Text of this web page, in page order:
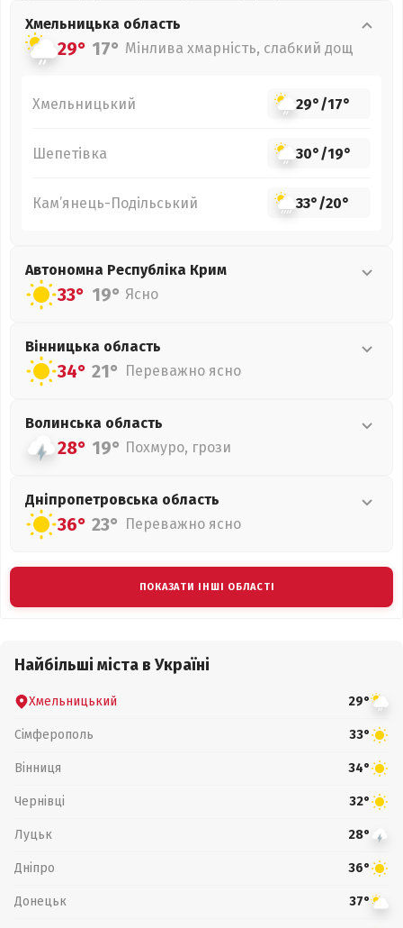
Хмельницька область
29° 17° Мінлива хмарність, слабкий дощ
Хмельницький 29°/17°
Шепетівка 30°/19°
Кам’янець-Подільський 33°/20°
Автономна Республіка Крим
33° 19° Ясно
Вінницька область
34° 21° Переважно ясно
Волинська область
28° 19° Похмуро, грози
Дніпропетровська область
36° 23° Переважно ясно
ПОКАЗАТИ ІНШІ ОБЛАСТІ
Найбільші міста в Україні
Хмельницький 29°
Сімферополь 33°
Вінниця 34°
Чернівці 32°
Луцьк 28°
Дніпро 36°
Донецьк 37°